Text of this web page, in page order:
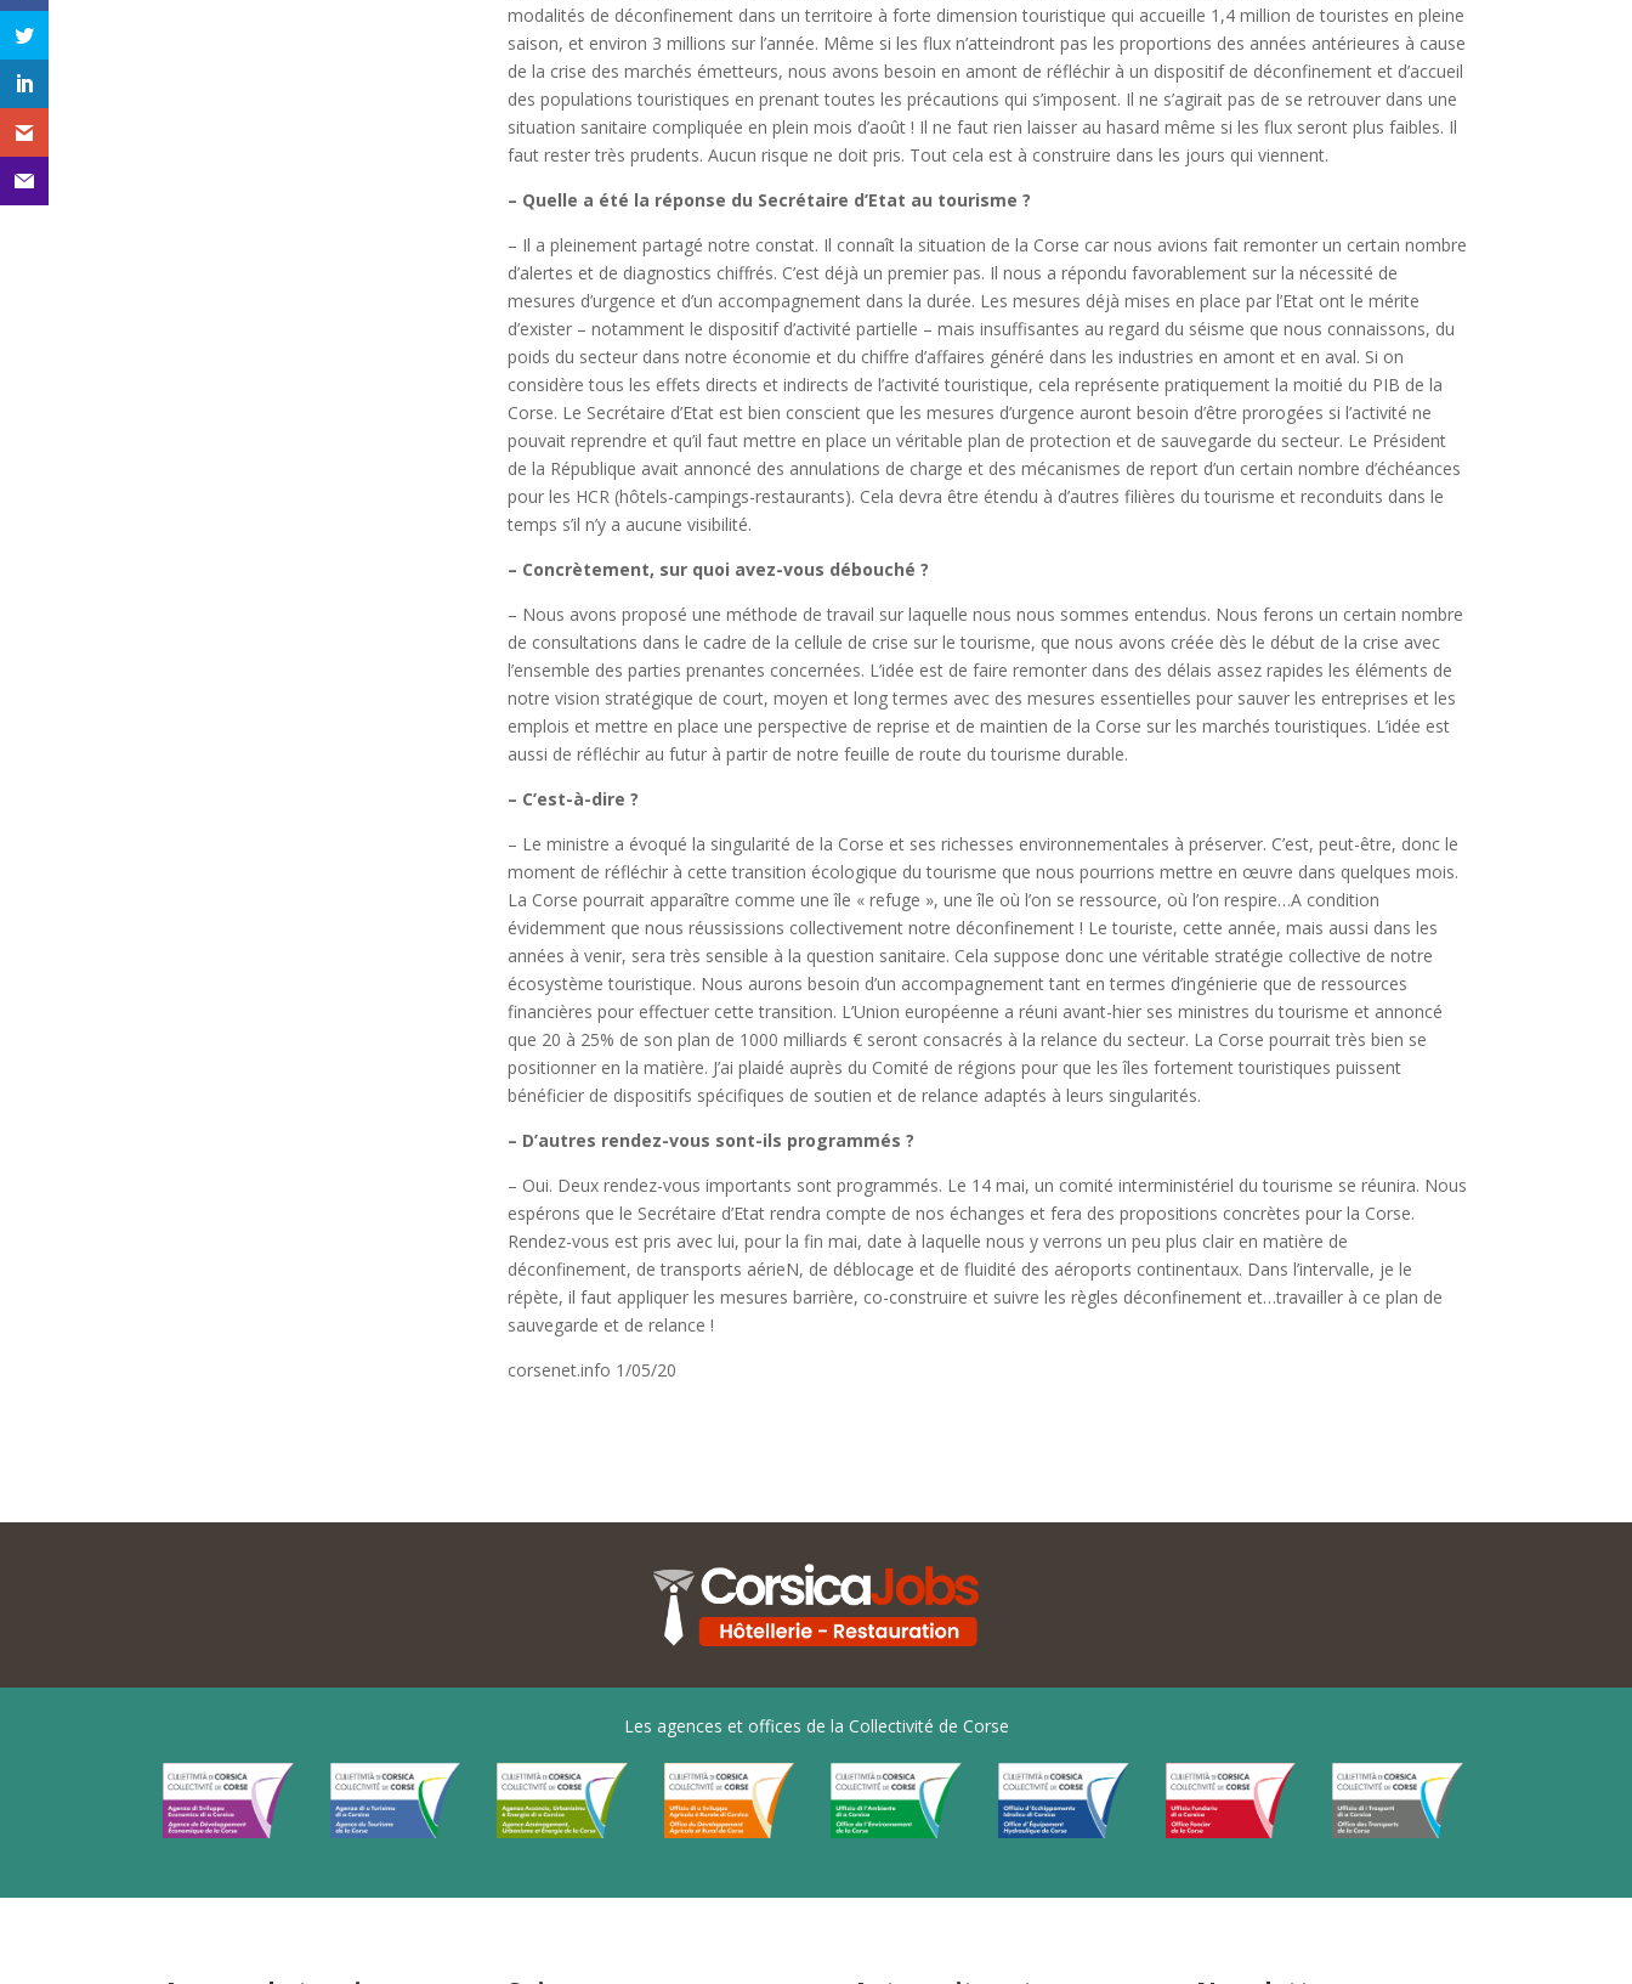
modalités de déconfinement dans un territoire à forte dimension touristique qui accueille 1,4 million de touristes en pleine
saison, et environ 3 millions sur l’année. Même si les flux n’atteindront pas les proportions des années antérieures à cause
de la crise des marchés émetteurs, nous avons besoin en amont de réfléchir à un dispositif de déconfinement et d’accueil
des populations touristiques en prenant toutes les précautions qui s’imposent. Il ne s’agirait pas de se retrouver dans une
situation sanitaire compliquée en plein mois d’août ! Il ne faut rien laisser au hasard même si les flux seront plus faibles. Il
faut rester très prudents. Aucun risque ne doit pris. Tout cela est à construire dans les jours qui viennent.
– Quelle a été la réponse du Secrétaire d’Etat au tourisme ?
– Il a pleinement partagé notre constat. Il connaît la situation de la Corse car nous avions fait remonter un certain nombre
d’alertes et de diagnostics chiffrés. C’est déjà un premier pas. Il nous a répondu favorablement sur la nécessité de
mesures d’urgence et d’un accompagnement dans la durée. Les mesures déjà mises en place par l’Etat ont le mérite
d’exister – notamment le dispositif d’activité partielle – mais insuffisantes au regard du séisme que nous connaissons, du
poids du secteur dans notre économie et du chiffre d’affaires généré dans les industries en amont et en aval. Si on
considère tous les effets directs et indirects de l’activité touristique, cela représente pratiquement la moitié du PIB de la
Corse. Le Secrétaire d’Etat est bien conscient que les mesures d’urgence auront besoin d’être prorogées si l’activité ne
pouvait reprendre et qu’il faut mettre en place un véritable plan de protection et de sauvegarde du secteur. Le Président
de la République avait annoncé des annulations de charge et des mécanismes de report d’un certain nombre d’échéances
pour les HCR (hôtels-campings-restaurants). Cela devra être étendu à d’autres filières du tourisme et reconduits dans le
temps s’il n’y a aucune visibilité.
– Concrètement, sur quoi avez-vous débouché ?
– Nous avons proposé une méthode de travail sur laquelle nous nous sommes entendus. Nous ferons un certain nombre
de consultations dans le cadre de la cellule de crise sur le tourisme, que nous avons créée dès le début de la crise avec
l’ensemble des parties prenantes concernées. L’idée est de faire remonter dans des délais assez rapides les éléments de
notre vision stratégique de court, moyen et long termes avec des mesures essentielles pour sauver les entreprises et les
emplois et mettre en place une perspective de reprise et de maintien de la Corse sur les marchés touristiques. L’idée est
aussi de réfléchir au futur à partir de notre feuille de route du tourisme durable.
– C’est-à-dire ?
– Le ministre a évoqué la singularité de la Corse et ses richesses environnementales à préserver. C’est, peut-être, donc le
moment de réfléchir à cette transition écologique du tourisme que nous pourrions mettre en œuvre dans quelques mois.
La Corse pourrait apparaître comme une île « refuge », une île où l’on se ressource, où l’on respire…A condition
évidemment que nous réussissions collectivement notre déconfinement ! Le touriste, cette année, mais aussi dans les
années à venir, sera très sensible à la question sanitaire. Cela suppose donc une véritable stratégie collective de notre
écosystème touristique. Nous aurons besoin d’un accompagnement tant en termes d’ingénierie que de ressources
financières pour effectuer cette transition. L’Union européenne a réuni avant-hier ses ministres du tourisme et annoncé
que 20 à 25% de son plan de 1000 milliards € seront consacrés à la relance du secteur. La Corse pourrait très bien se
positionner en la matière. J’ai plaidé auprès du Comité de régions pour que les îles fortement touristiques puissent
bénéficier de dispositifs spécifiques de soutien et de relance adaptés à leurs singularités.
– D’autres rendez-vous sont-ils programmés ?
– Oui. Deux rendez-vous importants sont programmés. Le 14 mai, un comité interministériel du tourisme se réunira. Nous
espérons que le Secrétaire d’Etat rendra compte de nos échanges et fera des propositions concrètes pour la Corse.
Rendez-vous est pris avec lui, pour la fin mai, date à laquelle nous y verrons un peu plus clair en matière de
déconfinement, de transports aérieN, de déblocage et de fluidité des aéroports continentaux. Dans l’intervalle, je le
répète, il faut appliquer les mesures barrière, co-construire et suivre les règles déconfinement et…travailler à ce plan de
sauvegarde et de relance !
corsenet.info 1/05/20
Les agences et offices de la Collectivité de Corse